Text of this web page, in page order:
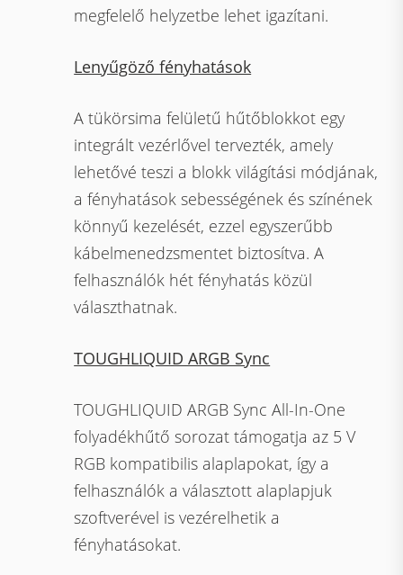
megfelelő helyzetbe lehet igazítani.
Lenyűgöző fényhatások
A tükörsima felületű hűtőblokkot egy
integrált vezérlővel tervezték, amely
lehetővé teszi a blokk világítási módjának,
a fényhatások sebességének és színének
könnyű kezelését, ezzel egyszerűbb
kábelmenedzsmentet biztosítva. A
felhasználók hét fényhatás közül
választhatnak.
TOUGHLIQUID ARGB Sync
TOUGHLIQUID ARGB Sync All-In-One
folyadékhűtő sorozat támogatja az 5 V
RGB kompatibilis alaplapokat, így a
felhasználók a választott alaplapjuk
szoftverével is vezérelhetik a
fényhatásokat.